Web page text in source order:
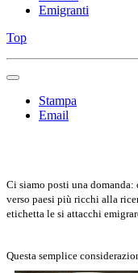
Emigranti
Top
Stampa
Email
Ci siamo posti una
verso paesi più ricchi alla
etichetta le si attacchi
Questa semplice